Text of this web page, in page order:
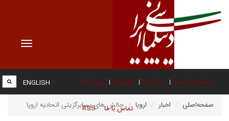
Toggle
صفحه نخست درباره ما عضویت پیوند ها
تماس با ما RSS
ENGLISH
صفحه‌اصلی اخبار اروپا چالش های پسابرگزیتی اتحادیه اروپا